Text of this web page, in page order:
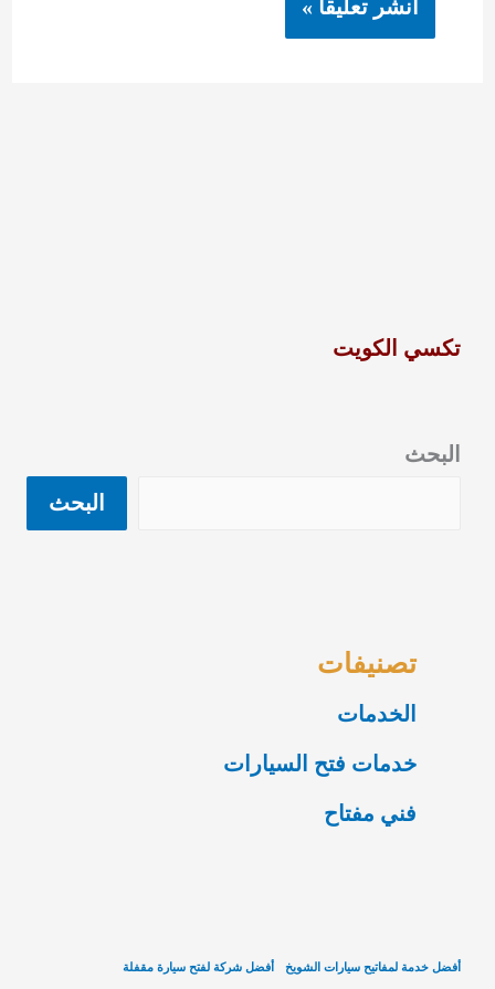
تكسي الكويت
البحث
البحث
تصنيفات
الخدمات
خدمات فتح السيارات
فني مفتاح
أفضل خدمة لمفاتيح سيارات الشويخ أفضل شركة لفتح سيارة مقفلة